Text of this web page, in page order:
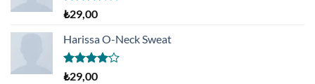
5
üzerinden
3.50oy
aldı
₺29,00
Harissa O-Neck Sweat
5
₺29,00